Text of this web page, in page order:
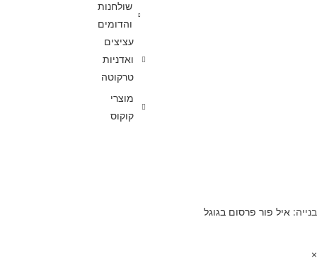
שולחנות
והדומים
עציצים
ואדניות
טרקוטה
מוצרי
קוקוס
בנייה: איל פור פרסום בגוגל
×